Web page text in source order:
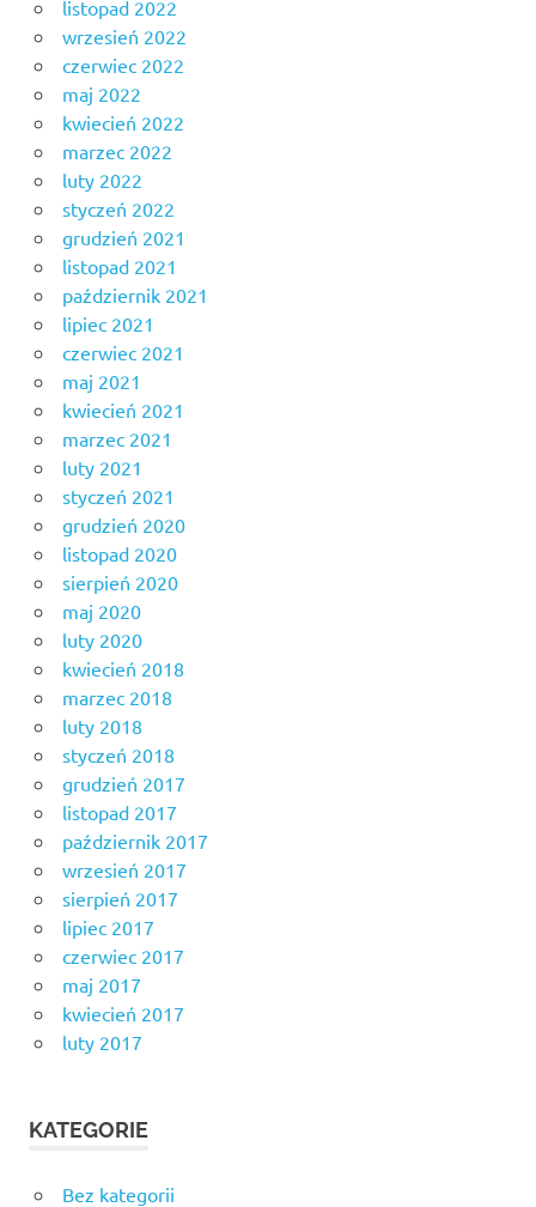
listopad 2022
wrzesień 2022
czerwiec 2022
maj 2022
kwiecień 2022
marzec 2022
luty 2022
styczeń 2022
grudzień 2021
listopad 2021
październik 2021
lipiec 2021
czerwiec 2021
maj 2021
kwiecień 2021
marzec 2021
luty 2021
styczeń 2021
grudzień 2020
listopad 2020
sierpień 2020
maj 2020
luty 2020
kwiecień 2018
marzec 2018
luty 2018
styczeń 2018
grudzień 2017
listopad 2017
październik 2017
wrzesień 2017
sierpień 2017
lipiec 2017
czerwiec 2017
maj 2017
kwiecień 2017
luty 2017
KATEGORIE
Bez kategorii